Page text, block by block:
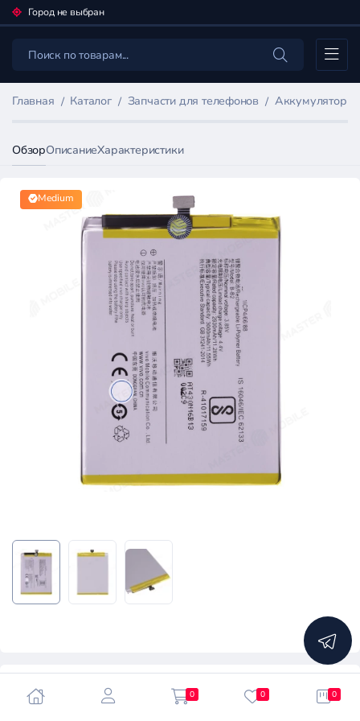
Город не выбран
Каталог
Главная Каталог Запчасти для телефонов Аккумуляторы
ОбзорОписаниеХарактеристики
Medium
5.0
0 0 0